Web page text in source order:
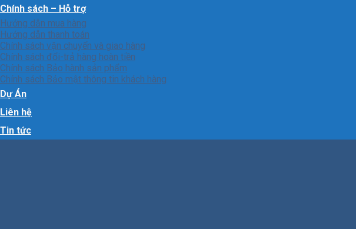
Chính sách – Hỗ trợ
Hướng dẫn mua hàng
Hướng dẫn thanh toán
Chính sách vận chuyển và giao hàng
Chính sách đổi-trả hàng hoàn tiền
Chính sách Bảo hành sản phẩm
Chính sách Bảo mật thông tin khách hàng
Dự Án
Liên hệ
Tin tức